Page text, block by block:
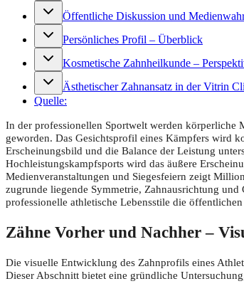
Öffentliche Diskussion und
Persönliches Profil – Überblick
Kosmetische Zahnheilkunde –
Ästhetischer Zahnansatz in der Vitrin
Quelle:
In der professionellen Sportwelt werden körperliche
geworden. Das Gesichtsprofil eines Kämpfers wird
Erscheinungsbild und die Balance der Leistung
Hochleistungskampfsports wird das äußere
Medienveranstaltungen und Siegesfeiern zeigt
zugrunde liegende Symmetrie, Zahnausrichtung
professionelle athletische Lebensstile die
Zähne Vorher und Nachher –
Die visuelle Entwicklung des Zahnprofils eines
Dieser Abschnitt bietet eine gründliche